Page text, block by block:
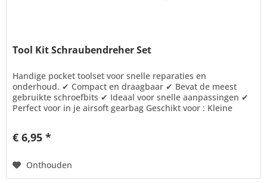
Tool Kit Schraubendreher Set
Handige pocket toolset voor snelle reparaties en
onderhoud. ✔ Compact en draagbaar ✔ Bevat de meest
gebruikte schroefbits ✔ Ideaal voor snelle aanpassingen ✔
Perfect voor in je airsoft gearbag Geschikt voor : Kleine
€ 6,95 *
Onthouden